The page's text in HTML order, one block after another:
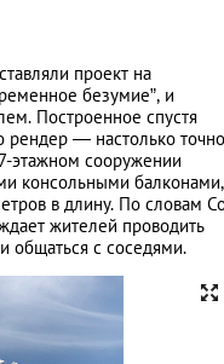
проект на
безумие”, и
Построенное спустя
рендер — настолько точно
этажном сооружении
консольными балконами,
в длину. По словам
жителей проводить
общаться с соседями.